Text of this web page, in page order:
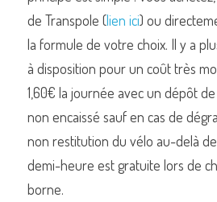
de Transpole (lien ici) ou
la formule de votre choix. Il y a
à disposition pour un coût très
1,60€ la journée avec un dépôt
non encaissé sauf en cas de
non restitution du vélo au-delà
demi-heure est gratuite lors de
borne.